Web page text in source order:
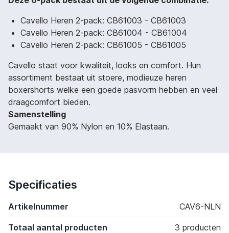
Cavello Heren 2-pack: CB61003 - CB61003
Cavello Heren 2-pack: CB61004 - CB61004
Cavello Heren 2-pack: CB61005 - CB61005
Cavello staat voor kwaliteit, looks en comfort. Hun
assortiment bestaat uit stoere, modieuze heren
boxershorts welke een goede pasvorm hebben en veel
draagcomfort bieden.
Samenstelling
Gemaakt van 90% Nylon en 10% Elastaan.
Specificaties
Artikelnummer CAV6-NLN
Totaal aantal producten 3 producten